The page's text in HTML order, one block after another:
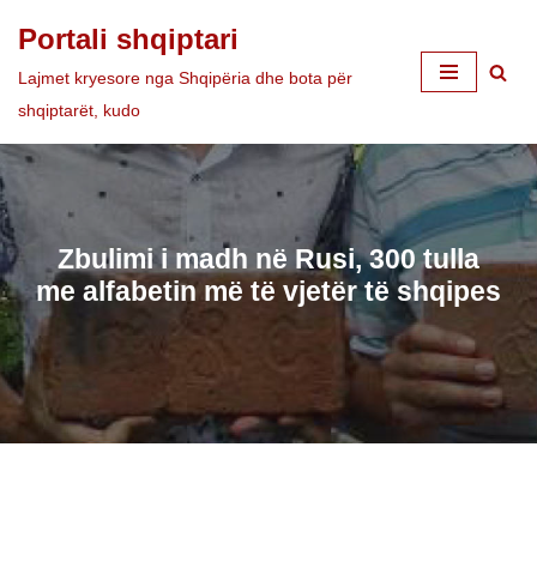
Skip
to
Portali shqiptari
Lajmet kryesore nga Shqipëria dhe bota për
shqiptarët, kudo
Zbulimi i madh në Rusi, 300 tulla
me alfabetin më të vjetër të shqipes